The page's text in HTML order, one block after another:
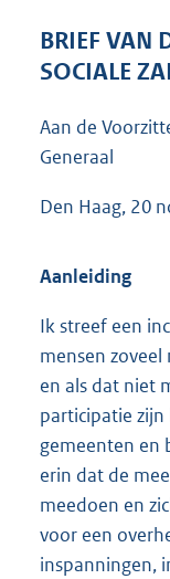
BRIEF VAN
SOCIALE
Aan de
Generaal
Den Haag, 20
Aanleiding
Ik streef een
mensen
en als dat niet
participatie
gemeenten en
erin dat de
meedoen en
voor een
inspanningen,